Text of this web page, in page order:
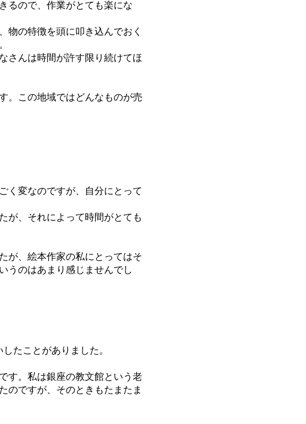
るので、作業がとても楽にな
の特徴を頭に叩き込んでおく
さんは時間が許す限り続けてほ
。この地域ではどんなものが売
く変なのですが、自分にとって
が、それによって時間がとても
が、絵本作家の私にとってはそ
うのはあまり感じませんでし
たことがありました。
す。私は銀座の教文館という老
のですが、そのときもたまたま